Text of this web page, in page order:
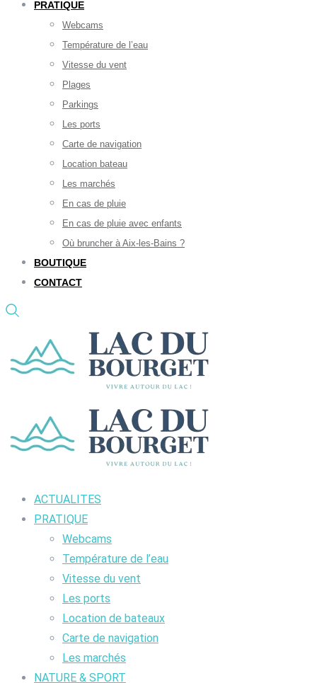
PRATIQUE
Webcams
Température de l’eau
Vitesse du vent
Plages
Parkings
Les ports
Carte de navigation
Location bateau
Les marchés
En cas de pluie
En cas de pluie avec enfants
Où bruncher à Aix-les-Bains ?
BOUTIQUE
CONTACT
ACTUALITES
PRATIQUE
Webcams
Température de l’eau
Vitesse du vent
Les ports
Location de bateaux
Carte de navigation
Les marchés
NATURE & SPORT